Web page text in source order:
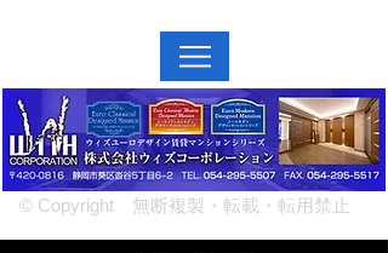
© Copyright 無断複製・転載・転用禁止